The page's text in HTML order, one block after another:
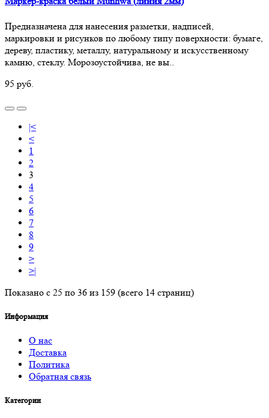
Предназначена для нанесения разметки, надписей,
маркировки и рисунков по любому типу поверхности: бумаге,
дереву, пластику, металлу, натуральному и искусственному
камню, стеклу. Морозоустойчива, не вы..
95 руб.
|<
<
1
2
3
4
5
6
7
8
9
>
>|
Показано с 25 по 36 из 159 (всего 14 страниц)
Информация
О нас
Доставка
Политика
Обратная связь
Категории